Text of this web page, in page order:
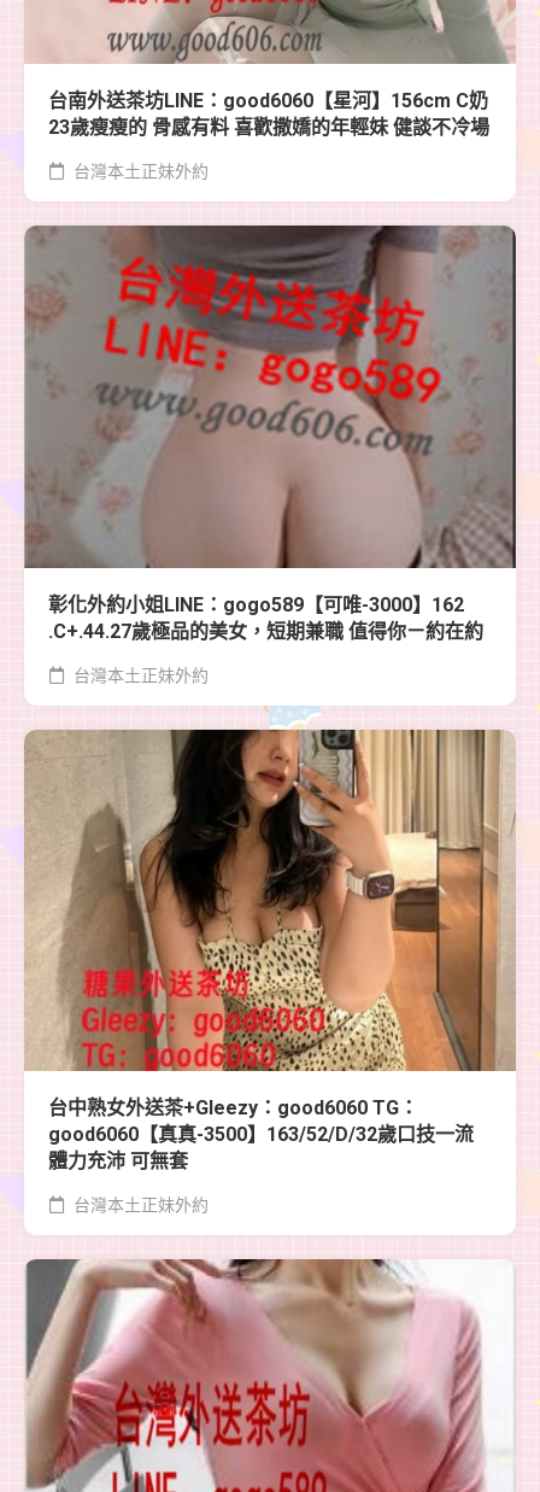
台南外送茶坊LINE：good6060【星河】156cm C奶
23歲瘦瘦的 骨感有料 喜歡撒嬌的年輕妹 健談不冷場
台灣本土正妹外約
彰化外約小姐LINE：gogo589【可唯-3000】162
.C+.44.27歲極品的美女，短期兼職 值得你ㄧ約在約
台灣本土正妹外約
台中熟女外送茶+Gleezy：good6060 TG：
good6060【真真-3500】163/52/D/32歲口技一流
體力充沛 可無套
台灣本土正妹外約